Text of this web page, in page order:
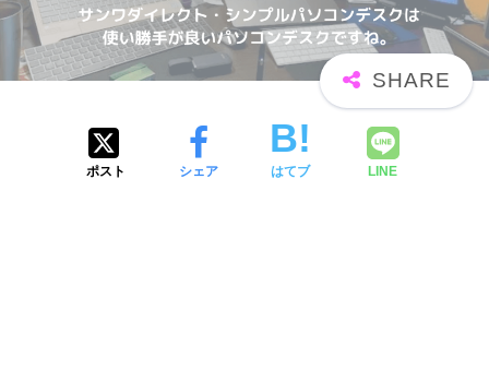
ポスト シェア はてブ LINE